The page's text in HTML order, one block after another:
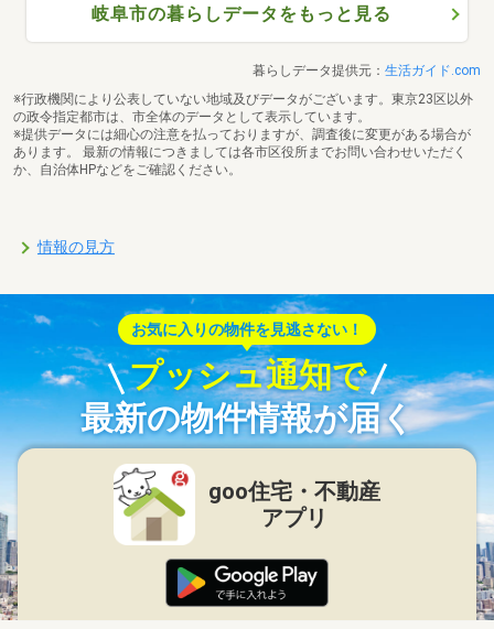
岐阜市の暮らしデータをもっと見る
暮らしデータ提供元： 生活ガイド.com
※行政機関により公表していない地域及びデータがございます。東京23区以外
の政令指定都市は、市全体のデータとして表示しています。
※提供データには細心の注意を払っておりますが、調査後に変更がある場合が
あります。 最新の情報につきましては各市区役所までお問い合わせいただく
か、自治体HPなどをご確認ください。
情報の見方
お気に入りの物件を見逃さない！
プッシュ通知で
最新の物件情報が届く
goo住宅・不動産
アプリ